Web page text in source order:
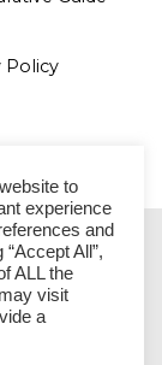
Policy
PAULO
to
experience
and
All”,
ALL the
visit
a